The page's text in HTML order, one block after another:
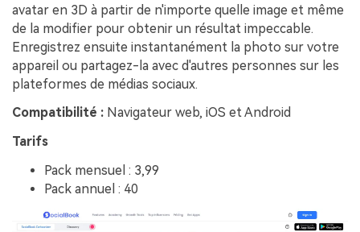
avatar en 3D à partir de n'importe quelle image et même
de la modifier pour obtenir un résultat impeccable.
Enregistrez ensuite instantanément la photo sur votre
appareil ou partagez-la avec d'autres personnes sur les
plateformes de médias sociaux.
Compatibilité : Navigateur web, iOS et Android
Tarifs
Pack mensuel : 3,99
Pack annuel : 40